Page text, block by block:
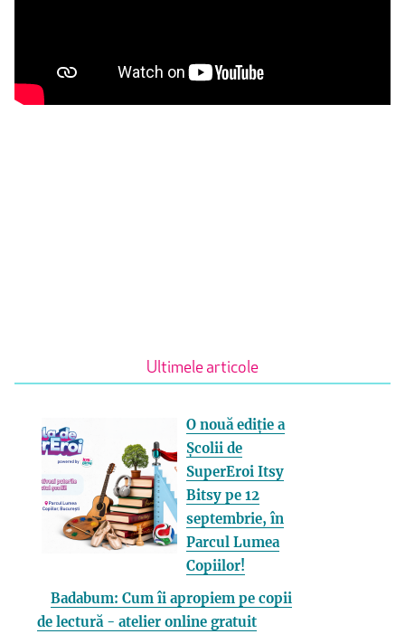
Ultimele articole
O nouă ediție a
Școlii de
SuperEroi Itsy
Bitsy pe 12
septembrie, în
Parcul Lumea
Copiilor!
Badabum: Cum îi apropiem pe copii
de lectură - atelier online gratuit